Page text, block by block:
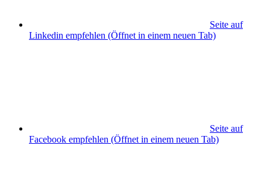
Seite auf
Linkedin empfehlen (Öffnet in einem neuen Tab)
Seite auf
Facebook empfehlen (Öffnet in einem neuen Tab)